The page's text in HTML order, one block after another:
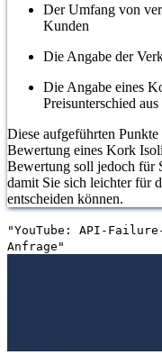
Der Umfang von
Kunden
Die Angabe der
Die Angabe eines
Preisunterschied
Diese aufgeführten
Bewertung eines Kork
Bewertung soll jedoch für
damit Sie sich leichter für
entscheiden können.
"YouTube: API-
Anfrage"